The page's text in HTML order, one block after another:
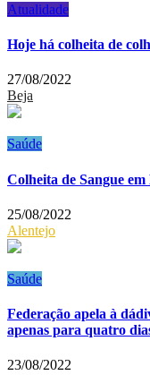
Atualidade
Hoje há colheita de
27/08/2022
Beja
Saúde
Colheita de Sangue em
25/08/2022
Alentejo
Saúde
Federação apela à
apenas para quatro
23/08/2022